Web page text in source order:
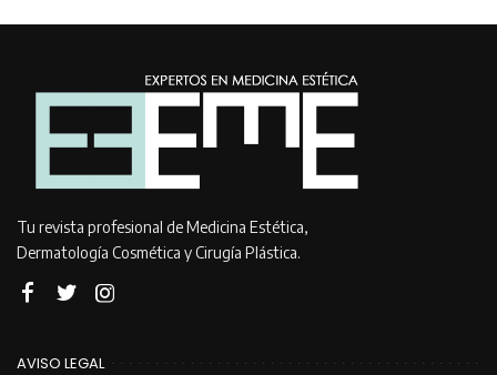
Tu revista profesional de Medicina Estética,
Dermatología Cosmética y Cirugía Plástica.
AVISO LEGAL